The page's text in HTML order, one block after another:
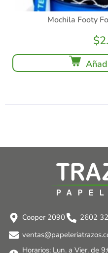
Mochila Footy
$
Cooper 2090 2602
Horarios: Lun. a Vier. de